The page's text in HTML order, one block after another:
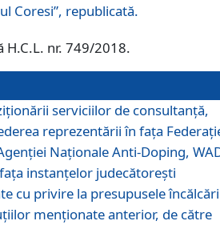
Coresi”, republicată.
H.C.L. nr. 749/2018.
serviciilor de consultanță,
reprezentării în fața
Naționale Anti-Doping,
instanțelor judecătorești
cu privire la presupusele
menționate anterior, de către